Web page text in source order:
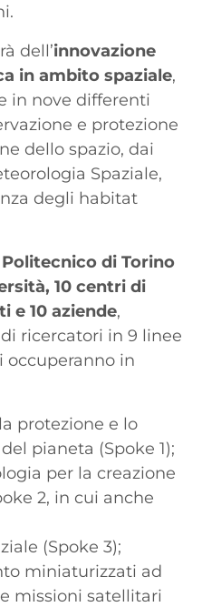
dell’innovazione
in ambito spaziale,
in nove differenti
e protezione
dello spazio, dai
Spaziale,
degli habitat
Politecnico di Torino
10 centri di
e 10 aziende,
ricercatori in 9 linee
occuperanno in
protezione e lo
pianeta (Spoke 1);
per la creazione
2, in cui anche
(Spoke 3);
miniaturizzati ad
missioni satellitari